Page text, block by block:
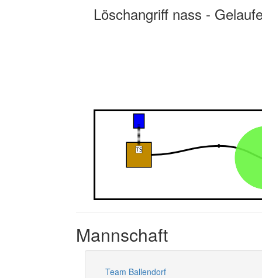
Löschangriff nass -
Mannschaft
Team Ballendorf